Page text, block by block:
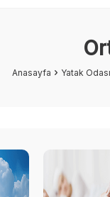
Anasayfa Yatak Odası